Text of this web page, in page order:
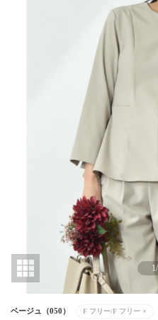
1/
ベージュ（050） F フリー/F フリー ×